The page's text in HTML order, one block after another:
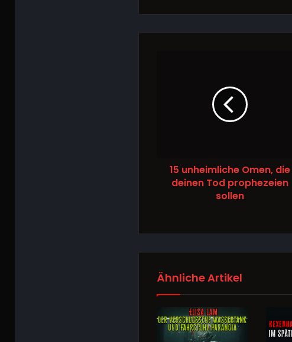
15 unheimliche Omen, die
deinen Tod prophezeien
sollen
Ähnliche Artikel